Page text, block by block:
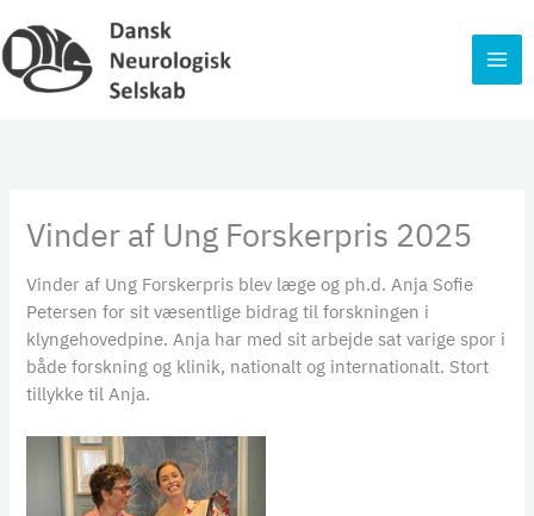
til
indholdet
Vinder af Ung Forskerpris 2025
Vinder af Ung Forskerpris blev læge og ph.d. Anja Sofie
Petersen for sit væsentlige bidrag til forskningen i
klyngehovedpine. Anja har med sit arbejde sat varige spor i
både forskning og klinik, nationalt og internationalt. Stort
tillykke til Anja.